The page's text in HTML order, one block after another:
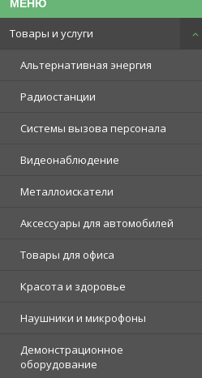
Товары и услуги
Альтернативная энергия
Радиостанции
Системы вызова персонала
Видеонаблюдение
Металлоискатели
Аксессуары для автомобилей
Товары для офиса
Красота и здоровье
Наушники и микрофоны
Демонстрационное
оборудование